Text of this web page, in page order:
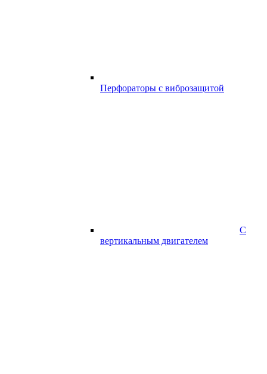
Перфораторы с виброзащитой
С
вертикальным двигателем